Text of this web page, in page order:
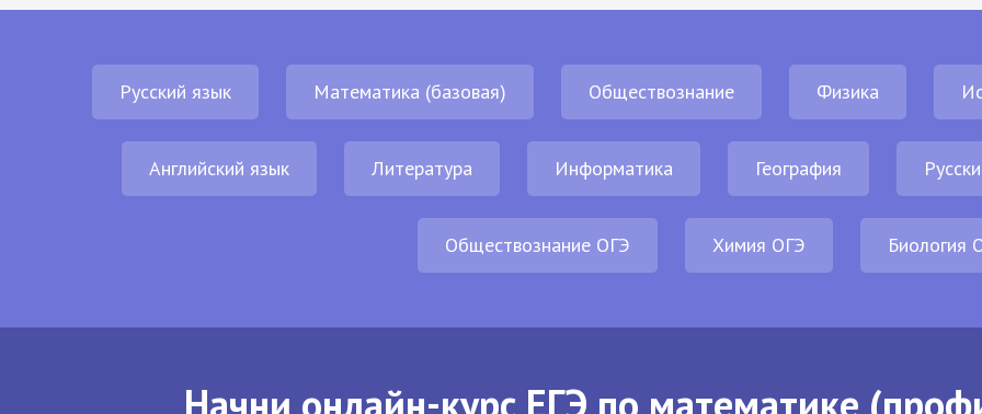
Русский язык Математика (базовая) Обществознание Физика
Английский язык Литература Информатика География
Обществознание ОГЭ Химия ОГЭ Биология